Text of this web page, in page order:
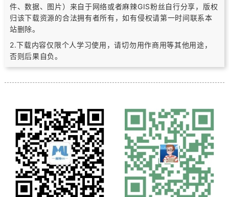
件、数据、图片） 来自于网络或者麻辣GIS粉丝自行分享，版权
归该下载资源的合法拥有者所有，如有侵权请第一时间联系本
站删除。
2.下载内容仅限个人学习使用，请切勿用作商用等其他用途，
否则后果自负。